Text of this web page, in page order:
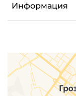
Информация